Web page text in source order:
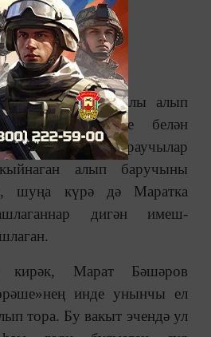
атаклы алып
репутациясе белән
Телевизор караучылар
алып баручыны
шуңа күрә дә Маратка
дигән имеш-
кирәк, Марат Бәшәров
инде унынчы ел
тора. Бу вакыт эчендә ул